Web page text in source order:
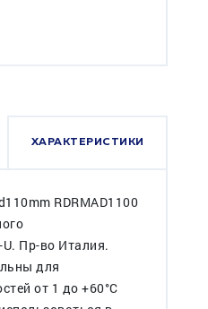
ХАРАКТЕРИСТИКИ
RDRMAD1100
Пр-во Италия.
для
от 1 до +60°C